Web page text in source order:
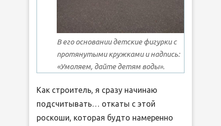
В его основании детские фигурки с
протянутыми кружками и надпись:
«Умоляем, дайте детям воды».
Как строитель, я сразу начинаю
подсчитывать… откаты с этой
роскоши, которая будто намеренно